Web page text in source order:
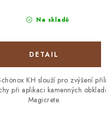
Na skladě
KH slouží pro zvýšení
při aplikaci kamenných
Magicrete.